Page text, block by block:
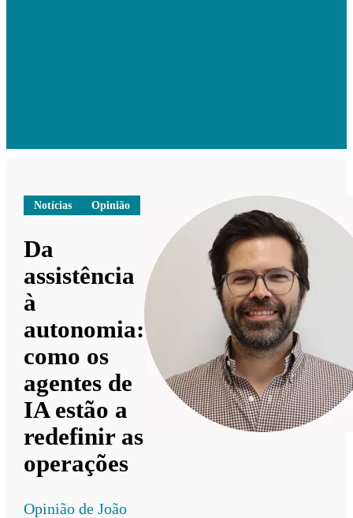
Notícias Opinião
Da
assistência
à
autonomia:
como os
agentes de
IA estão a
redefinir as
operações
Opinião de João